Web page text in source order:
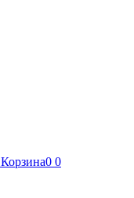
Корзина0 0